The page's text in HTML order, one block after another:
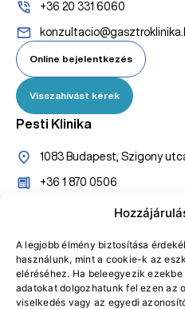
A legjobb élmény biztosítása
használunk, mint a cookie-k az
eléréséhez. Ha beleegyezik
adatokat dolgozhatunk fel ezen az
viselkedés vagy az egyedi
+36 20 331 6060
Online bejelentkezés
Visszahívást kérek
Pesti Klinika
1083 Budapest, Szigony
+36 1 870 0506
+36 20 527 7005
Online bejelentkezés
Visszahívást kérek